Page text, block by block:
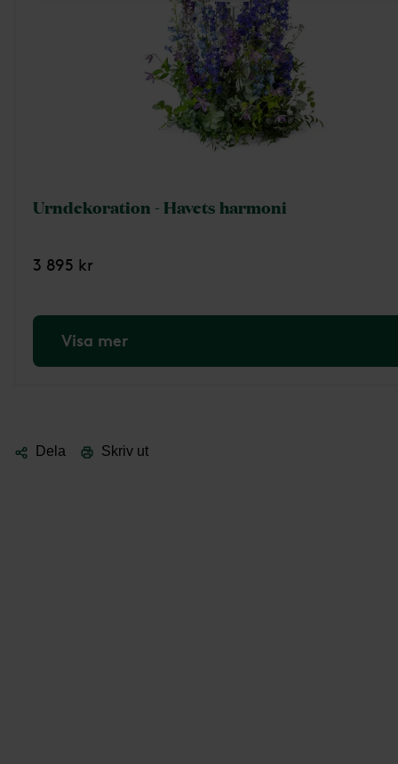
Urndekoration - Havets harmoni
3 895 kr
Visa mer
Dela Skriv ut